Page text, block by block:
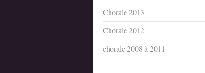
Chorale 2013
Chorale 2012
chorale 2008 à 2011